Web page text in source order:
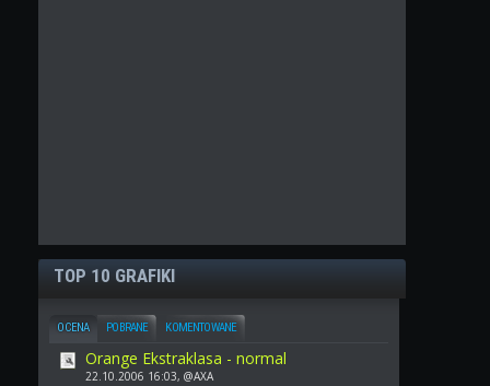
TOP 10 GRAFIKI
OCENA POBRANE KOMENTOWANE
Orange Ekstraklasa - normal
22.10.2006 16:03, @AXA